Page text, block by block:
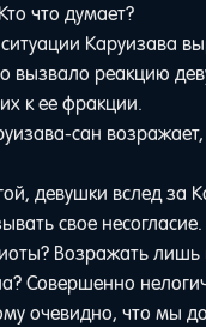
что думает?
Каруизава
вызвало реакцию
к ее фракции.
сан
девушки вслед за
свое несогласие.
Возражать лишь
Совершенно
очевидно, что мы